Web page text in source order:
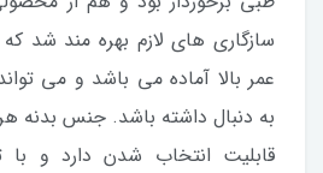
سازگاری های لازم بهره مند شد
عمر بالا آماده می باشد و می
به دنبال داشته باشد. جنس بدنه
قابلیت انتخاب شدن دارد و با